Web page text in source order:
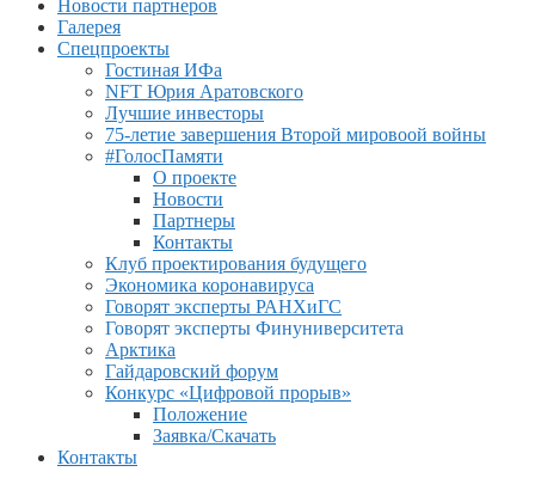
Новости партнеров
Галерея
Спецпроекты
Гостиная ИФа
NFT Юрия Аратовского
Лучшие инвесторы
75-летие завершения Второй мировоой войны
#ГолосПамяти
О проекте
Новости
Партнеры
Контакты
Клуб проектирования будущего
Экономика коронавируса
Говорят эксперты РАНХиГС
Говорят эксперты Финуниверситета
Арктика
Гайдаровский форум
Конкурс «Цифровой прорыв»
Положение
Заявка/Скачать
Контакты